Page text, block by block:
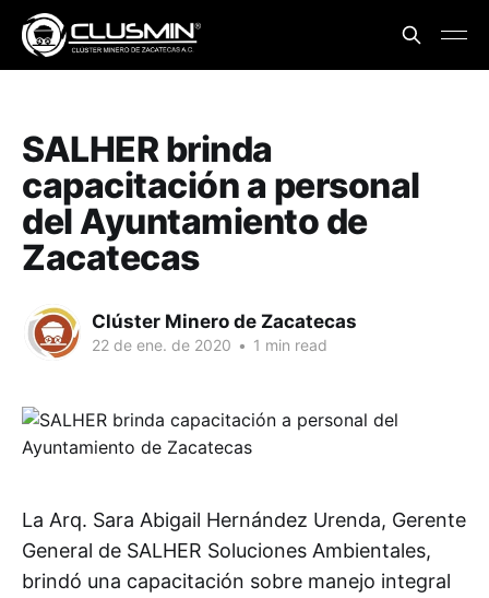
SALHER brinda
capacitación a personal
del Ayuntamiento de
Zacatecas
Clúster Minero de Zacatecas
22 de ene. de 2020 • 1 min read
La Arq. Sara Abigail Hernández Urenda, Gerente
General de SALHER Soluciones Ambientales,
brindó una capacitación sobre manejo integral